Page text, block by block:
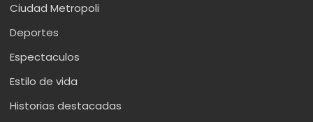
Ciudad Metropoli
Deportes
Espectaculos
Estilo de vida
Historias destacadas